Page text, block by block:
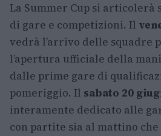
La Summer Cup si
di gare e competizioni. Il
vedrà l’arrivo delle squadre
l’apertura ufficiale della
dalle prime gare di
pomeriggio. Il sabato 20
interamente dedicato alle
con partite sia al mattino